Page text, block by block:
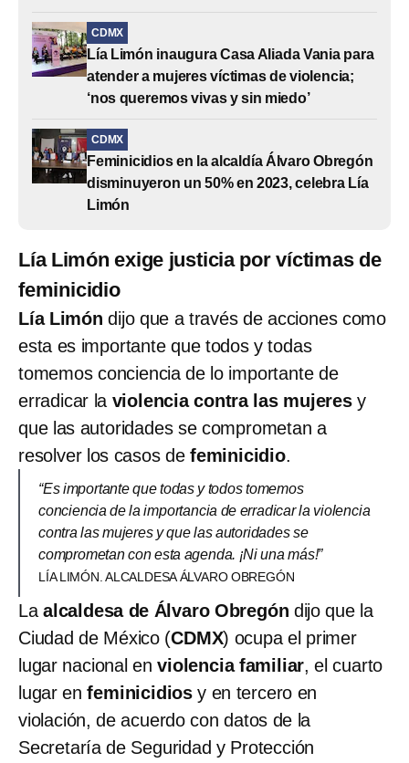
CDMX
Lía Limón inaugura Casa Aliada Vania para
atender a mujeres víctimas de violencia;
‘nos queremos vivas y sin miedo’
CDMX
Feminicidios en la alcaldía Álvaro Obregón
disminuyeron un 50% en 2023, celebra Lía
Limón
Lía Limón exige justicia por víctimas de
feminicidio
Lía Limóndijo que a través de acciones como
esta es importante que todos y todas
tomemos conciencia de lo importante de
erradicar la violencia contra las mujeresy
que las autoridades se comprometan a
resolver los casos defeminicidio.
“Es importante que todas y todos tomemos
conciencia de la importancia de erradicar la violencia
contra las mujeres y que las autoridades se
comprometan con esta agenda. ¡Ni una más!”
LÍA LIMÓN. ALCALDESA ÁLVARO OBREGÓN
La alcaldesa de Álvaro Obregón dijo que la
Ciudad de México (CDMX) ocupa el primer
lugar nacional enviolencia familiar, el cuarto
lugar enfeminicidiosy en tercero en
violación, de acuerdo con datos de la
Secretaría de Seguridad y Protección